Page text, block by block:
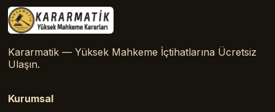
Kararmatik — Yüksek Mahkeme İçtihatlarına Ücretsiz
Ulaşın.
Kurumsal